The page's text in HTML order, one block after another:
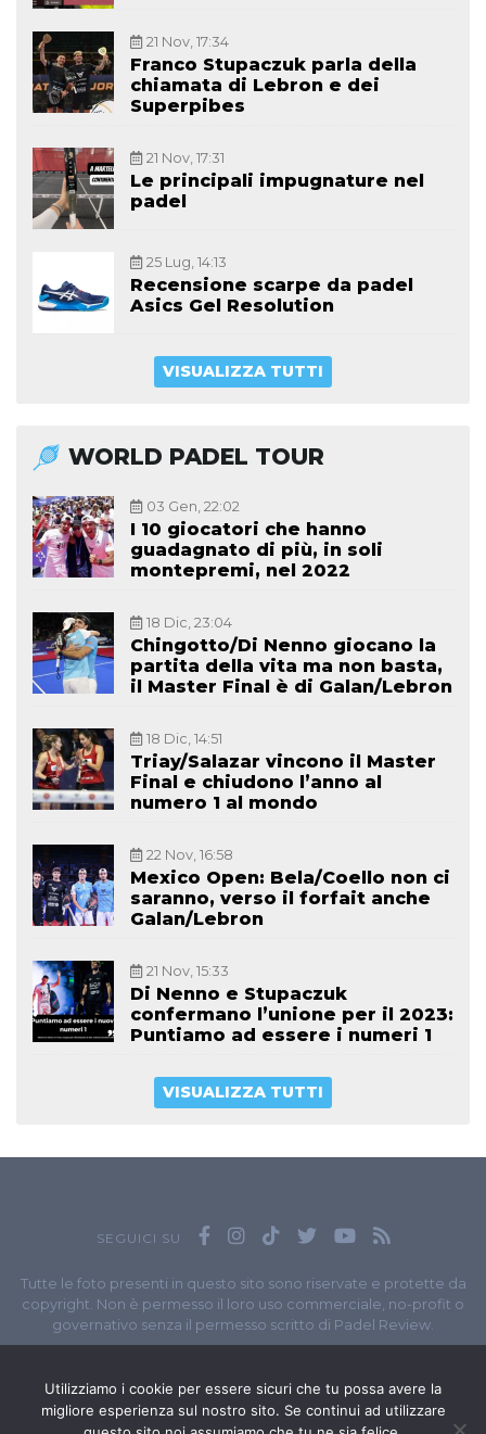
21 Nov, 17:34
Franco Stupaczuk parla della
chiamata di Lebron e dei
Superpibes
21 Nov, 17:31
Le principali impugnature nel
padel
25 Lug, 14:13
Recensione scarpe da padel
Asics Gel Resolution
VISUALIZZA TUTTI
WORLD PADEL TOUR
03 Gen, 22:02
I 10 giocatori che hanno
guadagnato di più, in soli
montepremi, nel 2022
18 Dic, 23:04
Chingotto/Di Nenno giocano la
partita della vita ma non basta,
il Master Final è di Galan/Lebron
18 Dic, 14:51
Triay/Salazar vincono il Master
Final e chiudono l’anno al
numero 1 al mondo
22 Nov, 16:58
Mexico Open: Bela/Coello non ci
saranno, verso il forfait anche
Galan/Lebron
21 Nov, 15:33
Di Nenno e Stupaczuk
confermano l’unione per il 2023:
Puntiamo ad essere i numeri 1
VISUALIZZA TUTTI
SEGUICI SU
Tutte le foto presenti in questo sito sono riservate e protette da
copyright. Non è permesso il loro uso commerciale, no-profit o
governativo senza il permesso scritto di Padel Review.
// P.I. 11965351007
© Copyright 2020-2026 // Web Developer
Utilizziamo i cookie per essere sicuri che tu possa avere la
migliore esperienza sul nostro sito. Se continui ad utilizzare